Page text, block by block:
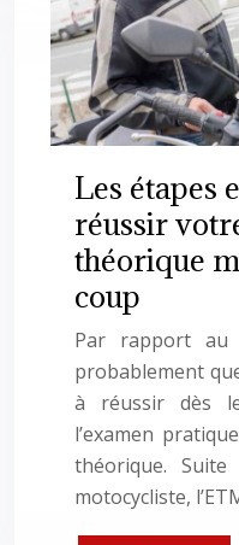
Les étapes
réussir
théorique
coup
Par rapport au
probablement
à réussir dès
l’examen
théorique.
motocycliste,